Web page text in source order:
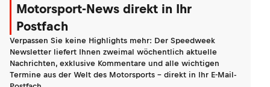
Motorsport-News direkt in Ihr
Postfach
Verpassen Sie keine Highlights mehr: Der Speedweek
Newsletter liefert Ihnen zweimal wöchentlich aktuelle
Nachrichten, exklusive Kommentare und alle wichtigen
Termine aus der Welt des Motorsports - direkt in Ihr E-Mail-